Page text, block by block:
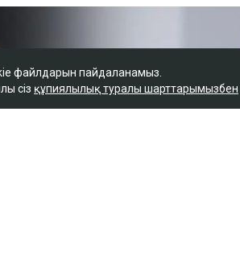
файлдарын пайдаланамыз.
сіз құпиялылық туралы шарттарымызбен